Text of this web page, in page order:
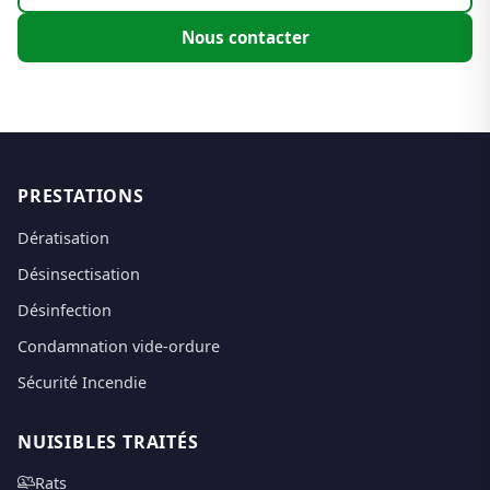
Nous contacter
PRESTATIONS
Dératisation
Désinsectisation
Désinfection
Condamnation vide-ordure
Sécurité Incendie
NUISIBLES TRAITÉS
Rats